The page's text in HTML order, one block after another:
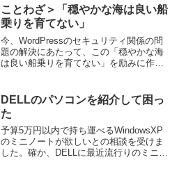
以前と変わりありません。ところが、
Yah...
ことわざ＞「穏やかな海は良い船
乗りを育てない」
今、WordPressのセキュリティ関係の問
題の解決にあたって、この「穏やかな海
は良い船乗りを育てない」を励みに作業
験に比例するんんですよ」と励ますんで
すが、これって...
DELLのパソコンを紹介して困っ
た
予算5万円以内で持ち運べるWindowsXP
のミニノートが欲しいとの相談を受けま
した。確か、DELLに最近流行りのミニノ